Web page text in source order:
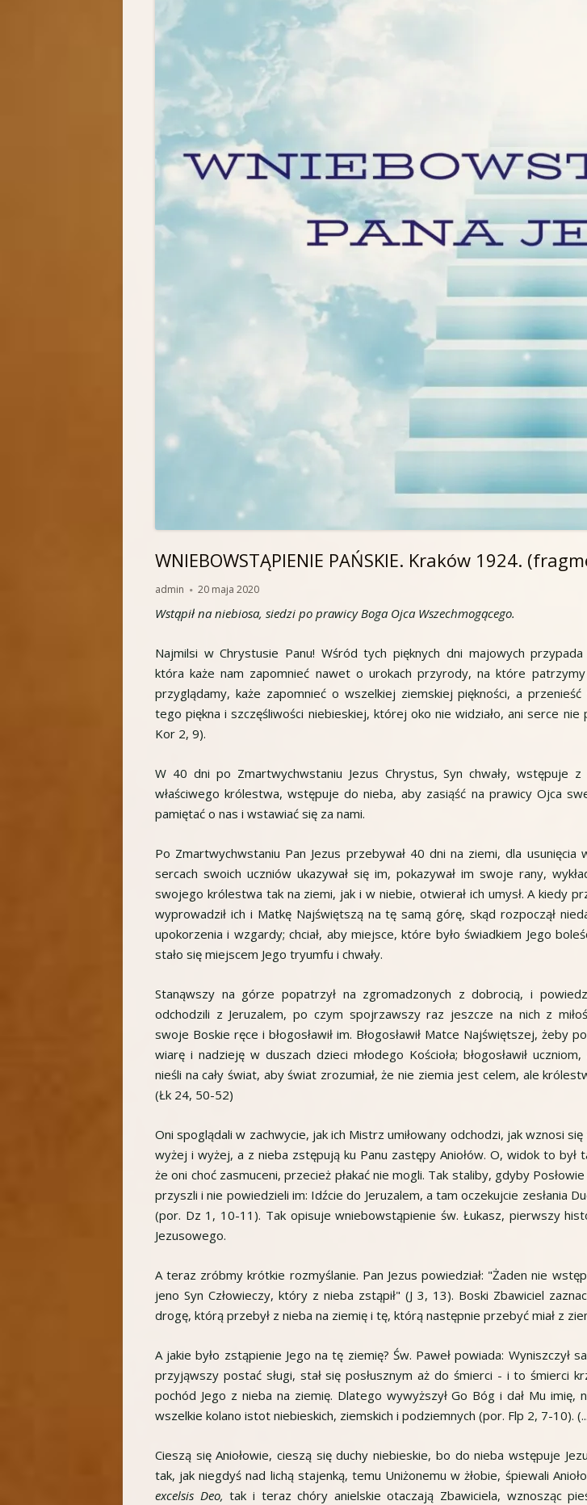
FOTOGALERIA
MODLITWY
INNE WYDARZENIA
WNIEBOWSTĄPIENIE PAŃSKIE. Kraków 1924.
Autor
admin Opublikowano
20 maja 2020
Wstąpił na niebiosa, siedzi po prawicy Boga Ojca Wszechmogącego.
Najmilsi w Chrystusie Panu! Wśród tych pięknych dni majowych przypada
która każe nam zapomnieć nawet o urokach przyrody, na które
przyglądamy, każe zapomnieć o wszelkiej ziemskiej piękności, a
tego piękna i szczęśliwości niebieskiej, której oko nie widziało, ani serce nie
Kor 2, 9).
W 40 dni po Zmartwychwstaniu Jezus Chrystus, Syn chwały, wstępuje
właściwego królestwa, wstępuje do nieba, aby zasiąść na prawicy Ojca
pamiętać o nas i wstawiać się za nami.
Po Zmartwychwstaniu Pan Jezus przebywał 40 dni na ziemi, dla usunięcia
sercach swoich uczniów ukazywał się im, pokazywał im swoje rany,
swojego królestwa tak na ziemi, jak i w niebie, otwierał ich umysł. A kiedy
wyprowadził ich i Matkę Najświętszą na tę samą górę, skąd rozpoczął
upokorzenia i wzgardy; chciał, aby miejsce, które było świadkiem Jego
stało się miejscem Jego tryumfu i chwały.
Stanąwszy na górze popatrzył na zgromadzonych z dobrocią, i
odchodzili z Jeruzalem, po czym spojrzawszy raz jeszcze na nich z
swoje Boskie ręce i błogosławił im. Błogosławił Matce Najświętszej, żeby
wiarę i nadzieję w duszach dzieci młodego Kościoła; błogosławił
nieśli na cały świat, aby świat zrozumiał, że nie ziemia jest celem, ale
(Łk 24, 50-52)
Oni spoglądali w zachwycie, jak ich Mistrz umiłowany odchodzi, jak wznosi
wyżej i wyżej, a z nieba zstępują ku Panu zastępy Aniołów. O, widok to był
że oni choć zasmuceni, przecież płakać nie mogli. Tak staliby, gdyby
przyszli i nie powiedzieli im: Idźcie do Jeruzalem, a tam oczekujcie zesłania
(por. Dz 1, 10-11). Tak opisuje wniebowstąpienie św. Łukasz, pierwszy
Jezusowego.
A teraz zróbmy krótkie rozmyślanie. Pan Jezus powiedział: "Żaden nie
jeno Syn Człowieczy, który z nieba zstąpił" (J 3, 13). Boski Zbawiciel
drogę, którą przebył z nieba na ziemię i tę, którą następnie przebyć miał z
A jakie było zstąpienie Jego na tę ziemię? Św. Paweł powiada: Wyniszczył
przyjąwszy postać sługi, stał się posłusznym aż do śmierci - i to śmierci
pochód Jego z nieba na ziemię. Dlatego wywyższył Go Bóg i dał Mu imię,
wszelkie kolano istot niebieskich, ziemskich i podziemnych (por. Flp 2, 7-10).
Cieszą się Aniołowie, cieszą się duchy niebieskie, bo do nieba wstępuje
tak, jak niegdyś nad lichą stajenką, temu Uniżonemu w żłobie, śpiewali
excelsis Deo, tak i teraz chóry anielskie otaczają Zbawiciela, wznosząc